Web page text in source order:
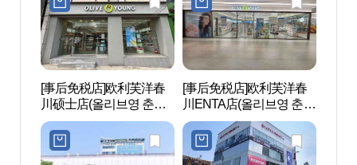
[事后免税店]欧利芙洋春
川硕士店(올리브영 춘천
석사점)
[事后免税店]欧利芙洋春
川ENTA店(올리브영 춘천
엔타점)